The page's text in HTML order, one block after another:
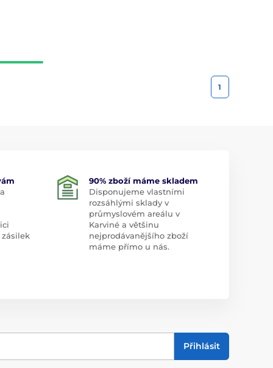
1
90% zboží máme skladem
Disponujeme vlastními
rozsáhlými sklady v
průmyslovém areálu v
Karviné a většinu
nejprodávanějšího zboží
máme přímo u nás.
Přihlásit